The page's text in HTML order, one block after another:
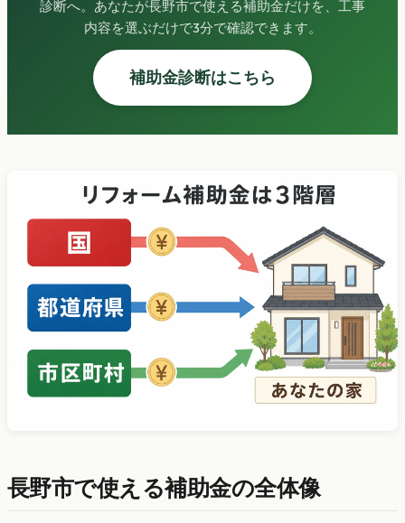
診断へ。あなたが長野市で使える補助金だけを、工事
内容を選ぶだけで3分で確認できます。
補助金診断はこちら
長野市で使える補助金の全体像